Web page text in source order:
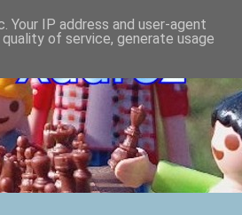
IP address and user-agent
of service, generate usage